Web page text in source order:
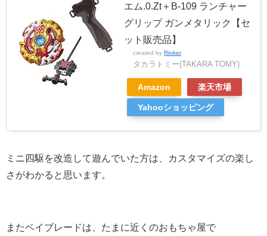
エム.0.Zt＋B-109 ランチャー
グリップ ガンメタリック【セ
ット販売品】
created by Rinker
タカラトミー(TAKARA TOMY)
Amazon 楽天市場
Yahooショッピング
ミニ四駆を改造して遊んでいた方は、カスタマイズの楽し
さがわかると思います。
またベイブレードは、たまに近くのおもちゃ屋で